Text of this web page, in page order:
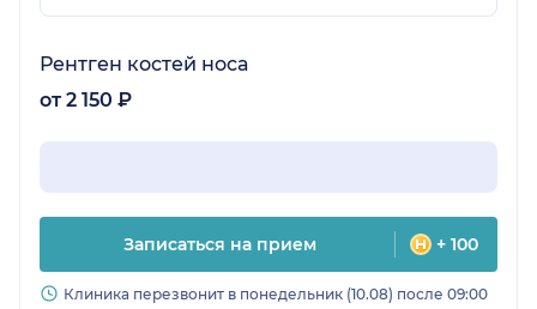
Рентген костей носа
от 2 150 ₽
Записаться на прием + 100
Клиника перезвонит в понедельник (10.08) после 09:00